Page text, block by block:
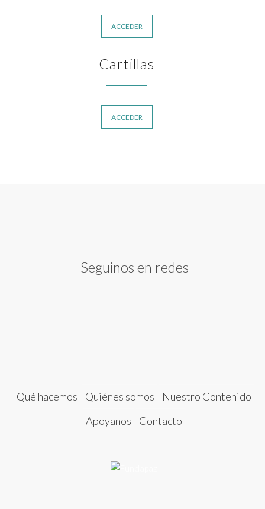
ACCEDER
Cartillas
ACCEDER
Seguinos en redes
Qué hacemos Quiénes somos
Nuestro Contenido
Apoyanos
Contacto